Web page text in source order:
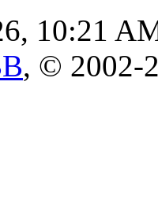
10:21
, © 2002-